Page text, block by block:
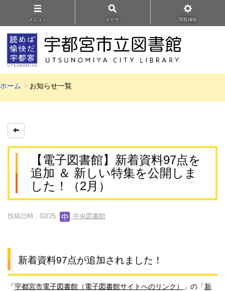
メニュ－ さがす 閲覧補助
ホーム お知らせ一覧
【電子図書館】新着資料97点を
追加 ＆ 新しい特集を公開しま
した！（2月）
投稿日時 : 02/25 中央図書館
新着資料97点が追加されました！
「宇都宮市電子図書館（電子図書館サイトへのリンク） 」の「新